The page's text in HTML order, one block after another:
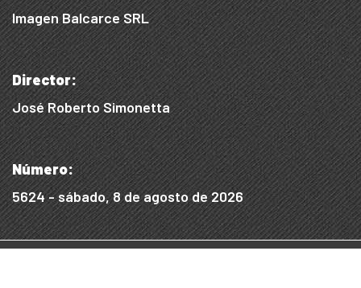
Imagen Balcarce SRL
Director:
José Roberto Simonetta
Número:
5624 - sábado, 8 de agosto de 2026